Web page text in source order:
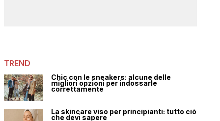
TREND
Chic con le sneakers: alcune delle
migliori opzioni per indossarle
correttamente
La skincare viso per principianti: tutto ciò
che devi sapere